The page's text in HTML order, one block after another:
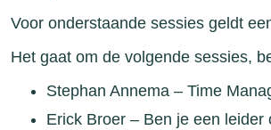
Voor onderstaande sessies geldt
Het gaat om de volgende sessies,
Stephan Annema – Time
Erick Broer – Ben je een